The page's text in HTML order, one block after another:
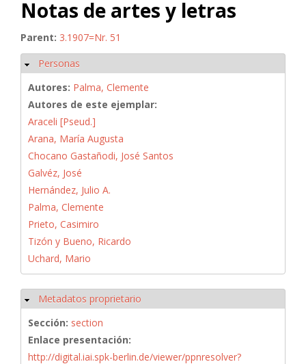
Notas de artes y letras
Parent: 3.1907=Nr. 51
Ocultar
Personas
Autores: Palma, Clemente
Autores de este ejemplar:
Araceli [Pseud.]
Arana, María Augusta
Chocano Gastañodi, José Santos
Galvéz, José
Hernández, Julio A.
Palma, Clemente
Prieto, Casimiro
Tizón y Bueno, Ricardo
Uchard, Mario
Ocultar
Metadatos proprietario
Sección: section
Enlace presentación:
http://digital.iai.spk-berlin.de/viewer/ppnresolver?